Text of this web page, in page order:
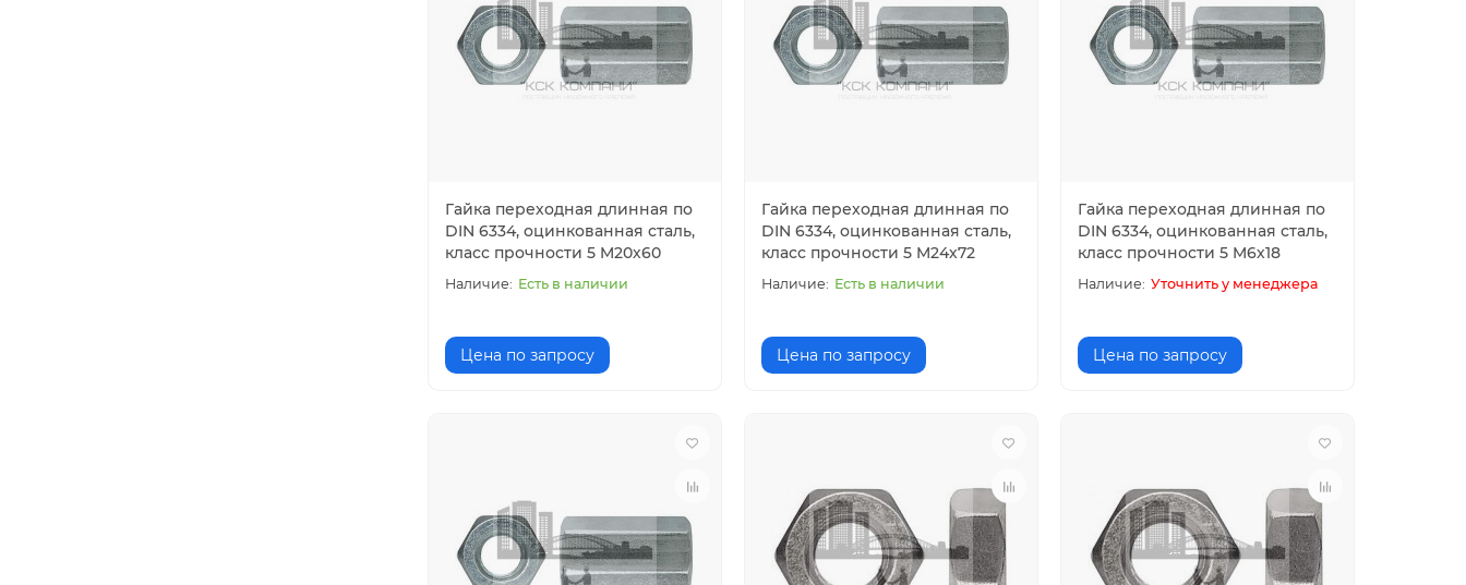
Гайка переходная длинная по
DIN 6334, оцинкованная сталь,
класс прочности 5 M20х60
Есть в наличии
Цена по запросу
Гайка переходная длинная по
DIN 6334, оцинкованная сталь,
класс прочности 5 M24х72
Есть в наличии
Цена по запросу
Гайка переходная длинная по
DIN 6334, оцинкованная сталь,
класс прочности 5 M6х18
Уточнить у менеджера
Цена по запросу